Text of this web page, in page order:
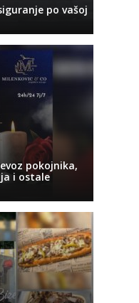
po vašoj
pokojnika,
i ostale